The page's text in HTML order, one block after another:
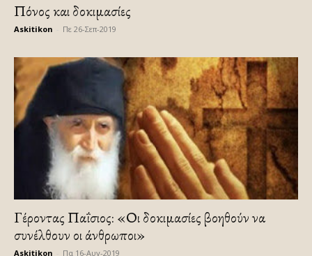
Πόνος και δοκιμασίες
Askitikon Πε 26-Σεπ-2019
Γέροντας Παΐσιος: «Οι δοκιμασίες βοηθούν να
συνέλθουν οι άνθρωποι»
Askitikon Πα 16-Αυγ-2019